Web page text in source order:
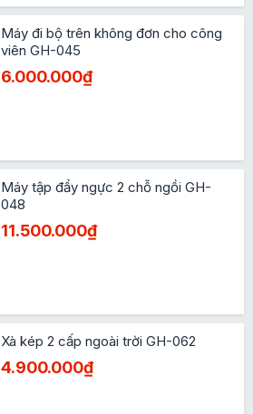
Máy đi bộ trên không đơn cho công
viên GH-045
6.000.000₫
Máy tập đẩy ngực 2 chỗ ngồi GH-
048
11.500.000₫
Xà kép 2 cấp ngoài trời GH-062
4.900.000₫